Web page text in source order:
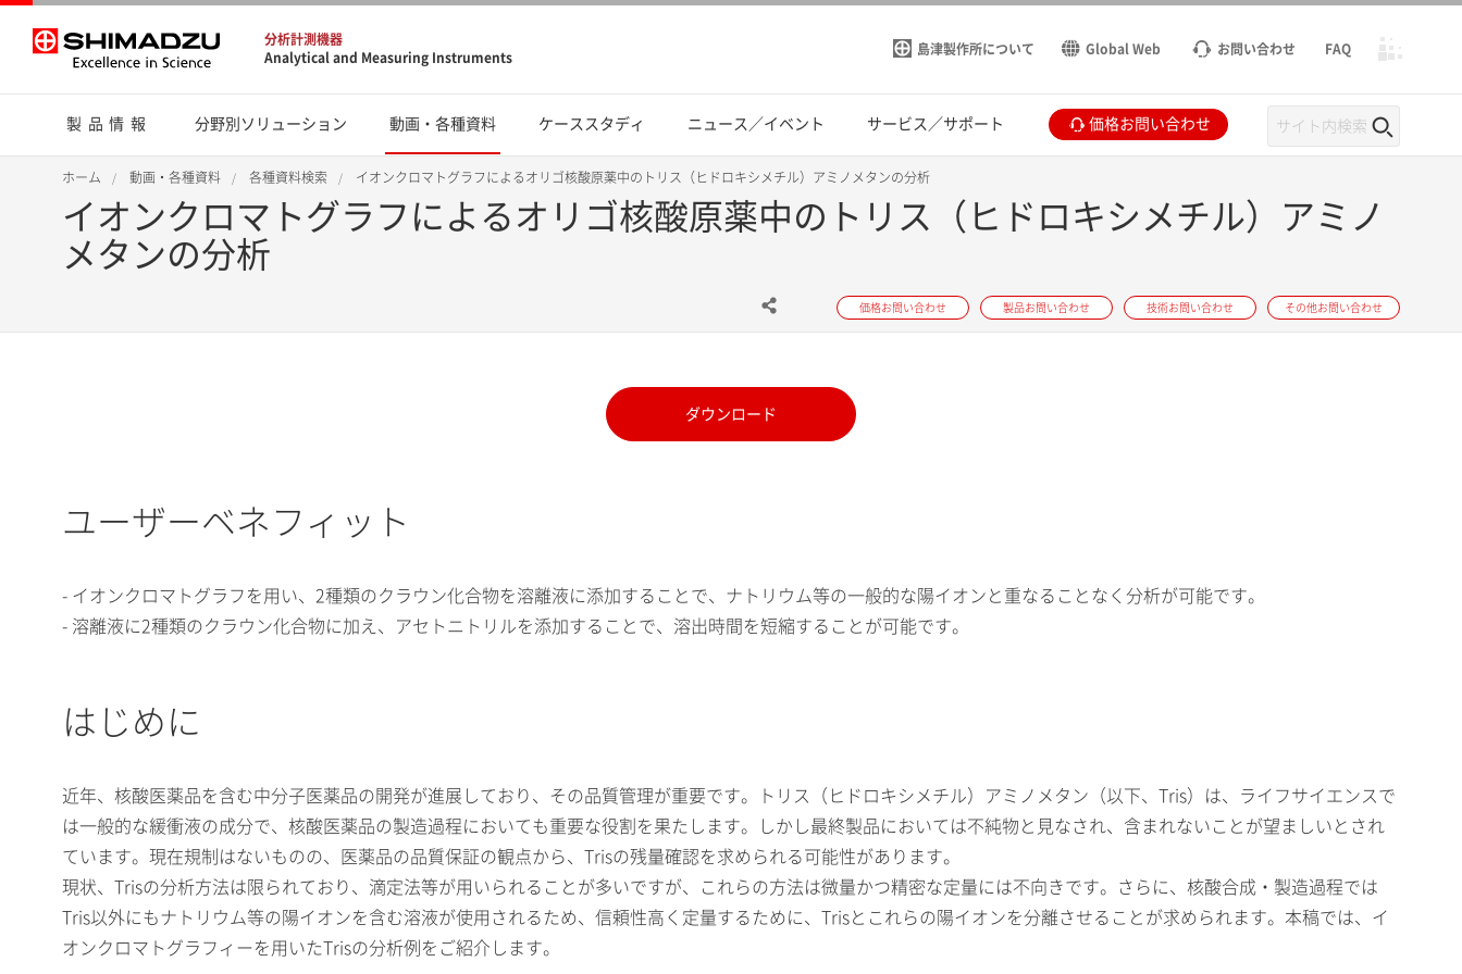
分析計測機器
Analytical and Measuring Instruments
島津製作所について Global Web お問い合わせ FAQ
製品情報 分野別ソリューション 動画・各種資料 ケーススタディ ニュース／イベント サービス／サポート 価格お問い合わせ
ホーム 動画・各種資料 各種資料検索 イオンクロマトグラフによるオリゴ核酸原薬中のトリス（ヒドロキシメチル）アミノメタンの分析
イオンクロマトグラフによるオリゴ核酸原薬中のトリス（ヒドロキシメチル）アミノ
メタンの分析
価格お問い合わせ 製品お問い合わせ 技術お問い合わせ その他お問い合わせ
ダウンロード
ユーザーベネフィット
- イオンクロマトグラフを用い、2種類のクラウン化合物を溶離液に添加することで、ナトリウム等の一般的な陽イオンと重なることなく分析が可能です。
- 溶離液に2種類のクラウン化合物に加え、アセトニトリルを添加することで、溶出時間を短縮することが可能です。
はじめに
近年、核酸医薬品を含む中分子医薬品の開発が進展しており、その品質管理が重要です。トリス（ヒドロキシメチル）アミノメタン（以下、Tris）は、ライフサイエンスで
は一般的な緩衝液の成分で、核酸医薬品の製造過程においても重要な役割を果たします。しかし最終製品においては不純物と見なされ、含まれないことが望ましいとされ
ています。現在規制はないものの、医薬品の品質保証の観点から、Trisの残量確認を求められる可能性があります。
現状、Trisの分析方法は限られており、滴定法等が用いられることが多いですが、これらの方法は微量かつ精密な定量には不向きです。さらに、核酸合成・製造過程では
Tris以外にもナトリウム等の陽イオンを含む溶液が使用されるため、信頼性高く定量するために、Trisとこれらの陽イオンを分離させることが求められます。本稿では、イ
オンクロマトグラフィーを用いたTrisの分析例をご紹介します。